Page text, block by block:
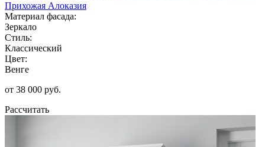
Прихожая Алоказия
Материал фасада:
Зеркало
Стиль:
Классический
Цвет:
Венге
от 38 000 руб.
Рассчитать